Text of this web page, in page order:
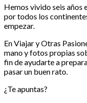
Hemos vivido seis años
por todos los
empezar.
En Viajar y Otras
mano y fotos propias
fin de ayudarte a
pasar un buen rato.
¿Te apuntas?